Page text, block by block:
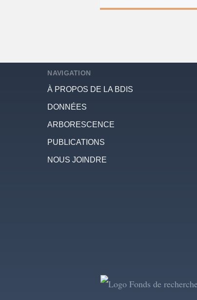
NAVIGATION
À PROPOS DE LA BDIS
DONNÉES
ARBORESCENCE
PUBLICATIONS
NOUS JOINDRE
Image